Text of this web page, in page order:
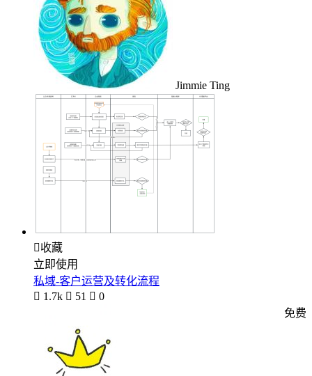
Jimmie Ting
收藏
立即使用
私域-客户运营及转化流程
 1.7k  51  0
免费